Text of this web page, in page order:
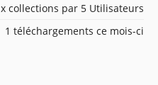
collections par 5 Utilisateurs
1 téléchargements ce mois-ci